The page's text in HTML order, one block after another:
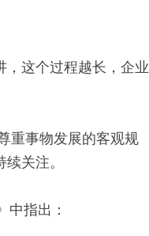
，这个过程越长，企业
重事物发展的客观规
关注。
指出：